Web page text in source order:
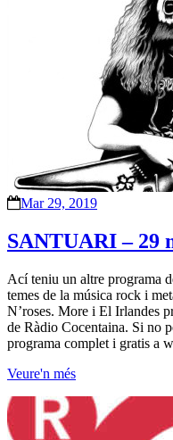
Mar 29, 2019
SANTUARI – 29
Ací teniu un altre programa
temes de la música rock i
N’roses. More i El Irlandes
de Ràdio Cocentaina. Si no
programa complet i gratis a
Veure'n més